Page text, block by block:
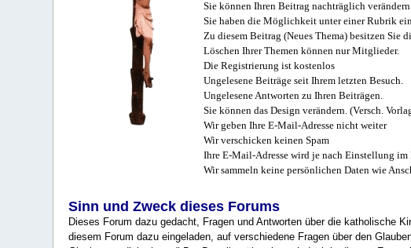
Sie können Ihren Beitrag nachträglich verändern
Sie haben die Möglichkeit unter einer Rubrik ein
Zu diesem Beitrag (Neues Thema) besitzen Sie
Löschen Ihrer Themen können nur Mitglieder.
Die Registrierung ist kostenlos
Ungelesene Beiträge seit Ihrem letzten Besuch.
Ungelesene Antworten zu Ihren Beiträgen.
Sie können das Design verändern. (Versch.
Wir geben Ihre E-Mail-Adresse nicht weiter
Wir verschicken keinen Spam
Ihre E-Mail-Adresse wird je nach Einstellung
Wir sammeln keine persönlichen Daten wie
Sinn und Zweck dieses Forums
Dieses Forum dazu gedacht, Fragen und Antworten über die katholische
diesem Forum dazu eingeladen, auf verschiedene Fragen über den